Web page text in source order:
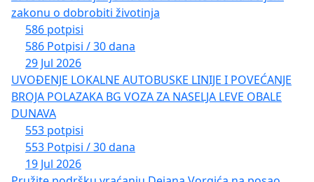
zakonu o dobrobiti životinja
586 potpisi
586 Potpisi / 30 dana
29 Jul 2026
UVOĐENJE LOKALNE AUTOBUSKE LINIJE I POVEĆANJE
BROJA POLAZAKA BG VOZA ZA NASELJA LEVE OBALE
DUNAVA
553 potpisi
553 Potpisi / 30 dana
19 Jul 2026